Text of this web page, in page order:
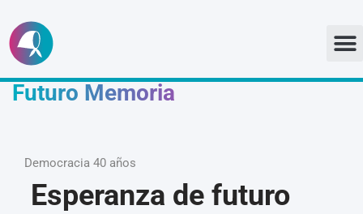
Ir
al
contenido
Futuro Memoria
Democracia 40 años
Esperanza de futuro